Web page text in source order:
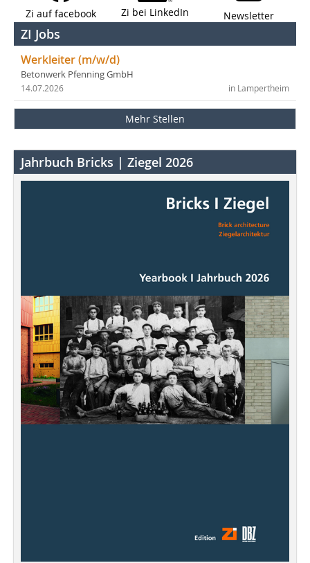
Zi auf facebook Zi bei LinkedIn Newsletter
ZI Jobs
Werkleiter (m/w/d)
Betonwerk Pfenning GmbH
in Lampertheim
14.07.2026
Mehr Stellen
Jahrbuch Bricks | Ziegel 2026